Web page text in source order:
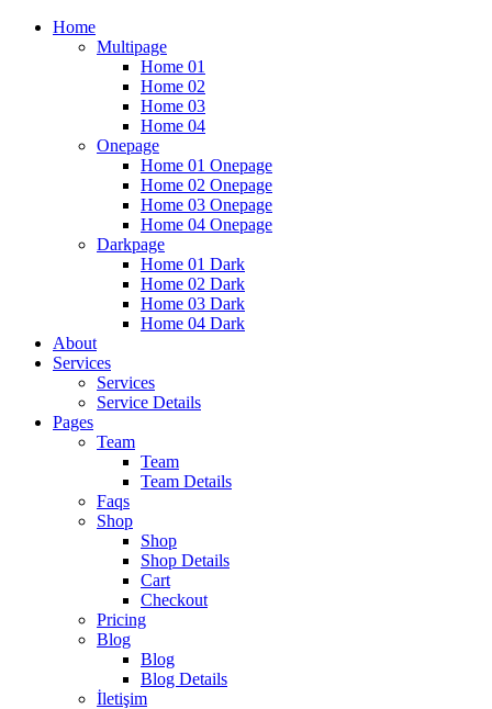
Home
Multipage
Home 01
Home 02
Home 03
Home 04
Onepage
Home 01 Onepage
Home 02 Onepage
Home 03 Onepage
Home 04 Onepage
Darkpage
Home 01 Dark
Home 02 Dark
Home 03 Dark
Home 04 Dark
About
Services
Services
Service Details
Pages
Team
Team
Team Details
Faqs
Shop
Shop
Shop Details
Cart
Checkout
Pricing
Blog
Blog
Blog Details
İletişim